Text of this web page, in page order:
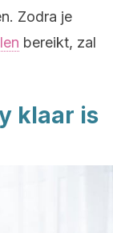
Zodra je
bereikt, zal
klaar is